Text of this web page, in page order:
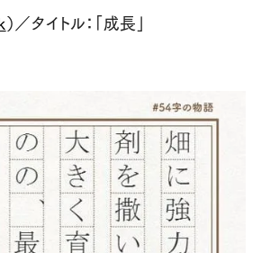
）／タイトル：「成長」